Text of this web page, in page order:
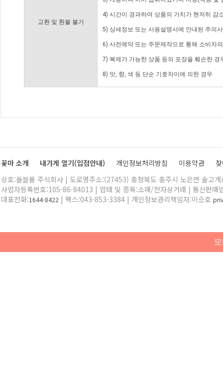
교환 및 환불 불가
4) 시간이 경과하여 상품의 가치가 현저히 감
5) 상세정보 또는 사용설명서에 안내된 주의
6) 사전예약 또는 주문제작으로 통해 소비자
7) 복제가 가능한 상품 등의 포장을 훼손한 경
8) 맛, 향, 색 등 단순 기호차이에 의한 경우
꽃마 소개 내가게 열기(입점안내) 개인정보처리방침 이용약관
상호:올블룸 주식회사 | 도로명주소:(27453) 충청북도 충주시 노은면 솔고
사업자등록번호:105-86-84013 | 업태 및 종목:소매/전자상거래 | 통신판매
대표전화:1644-8422 | 팩스:043-853-3384 | 개인정보관리책임자:이승호